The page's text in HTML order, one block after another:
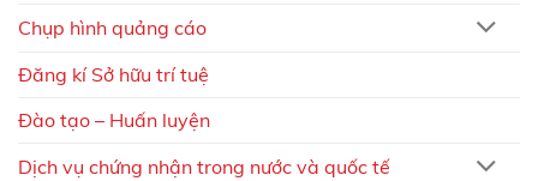
Chụp hình quảng cáo
Đăng kí Sở hữu trí tuệ
Đào tạo – Huấn luyện
Dịch vụ chứng nhận trong nước và quốc tế